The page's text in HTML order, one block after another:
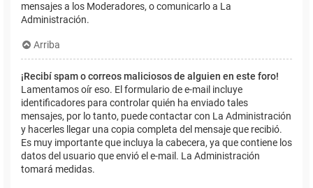
mensajes a los Moderadores, o comunicarlo a La
Administración.
Arriba
¡Recibí spam o correos maliciosos de alguien en este foro!
Lamentamos oír eso. El formulario de e-mail incluye
identificadores para controlar quién ha enviado tales
mensajes, por lo tanto, puede contactar con La Administración
y hacerles llegar una copia completa del mensaje que recibió.
Es muy importante que incluya la cabecera, ya que contiene los
datos del usuario que envió el e-mail. La Administración
tomará medidas.